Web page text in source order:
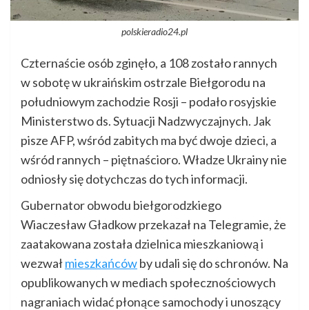
polskieradio24.pl
Czternaście osób zginęło, a 108 zostało rannych
w sobotę w ukraińskim ostrzale Biełgorodu na
południowym zachodzie Rosji – podało rosyjskie
Ministerstwo ds. Sytuacji Nadzwyczajnych. Jak
pisze AFP, wśród zabitych ma być dwoje dzieci, a
wśród rannych – piętnaścioro. Władze Ukrainy nie
odniosły się dotychczas do tych informacji.
Gubernator obwodu biełgorodzkiego
Wiaczesław Gładkow przekazał na Telegramie, że
zaatakowana została dzielnica mieszkaniową i
wezwałmieszkańcówby udali się do schronów. Na
opublikowanych w mediach społecznościowych
nagraniach widać płonące samochody i unoszący